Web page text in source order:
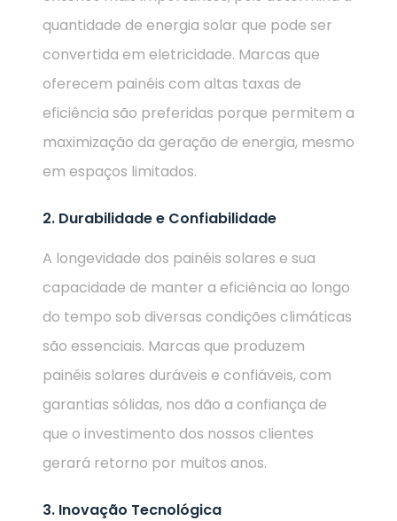
quantidade de energia solar que pode ser
convertida em eletricidade. Marcas que
oferecem painéis com altas taxas de
eficiência são preferidas porque permitem a
maximização da geração de energia, mesmo
em espaços limitados.
2. Durabilidade e Confiabilidade
A longevidade dos painéis solares e sua
capacidade de manter a eficiência ao longo
do tempo sob diversas condições climáticas
são essenciais. Marcas que produzem
painéis solares duráveis e confiáveis, com
garantias sólidas, nos dão a confiança de
que o investimento dos nossos clientes
gerará retorno por muitos anos.
3. Inovação Tecnológica